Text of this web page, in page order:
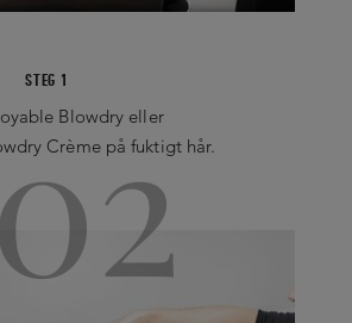
STEG 1
Blowdry eller
Crème på fuktigt hår.